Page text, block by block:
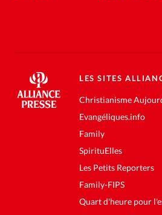
LES SITES
Christianisme
Evangéliques.info
Family
SpirituElles
Les Petits Reporters
Family-FIPS
Quart d'heure pour